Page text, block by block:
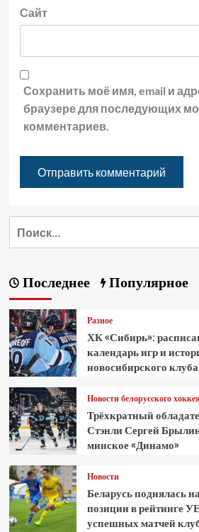
Сайт
Сохранить моё имя, email и
браузере для последующих
комментариев.
Последнее Популярное
Разное
ХК «Сибирь»:
календарь игр и
новосибирского клуба
Новости белорусского хоккея
Трёхкратный
Стэнли Сергей
минское «Динамо»
Новости
Беларусь поднялась
позиции в рейтинге
успешных матчей